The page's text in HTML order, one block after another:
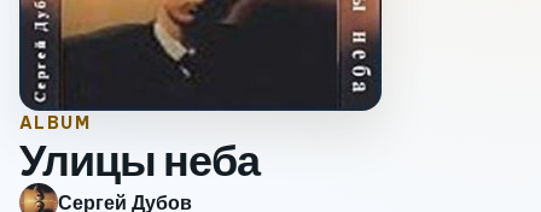
ALBUM
Улицы неба
Сергей Дубов